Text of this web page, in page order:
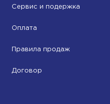
Сервис и подержка
Оплата
Правила продаж
Договор